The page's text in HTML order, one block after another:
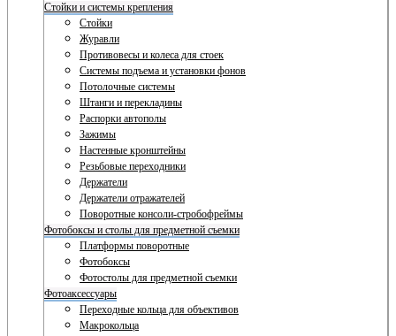
Стойки и системы крепления
Стойки
Журавли
Противовесы и колеса для стоек
Системы подъема и установки фонов
Потолочные системы
Штанги и перекладины
Распорки автополы
Зажимы
Настенные кронштейны
Резьбовые переходники
Держатели
Держатели отражателей
Поворотные консоли-стробофреймы
Фотобоксы и столы для предметной съемки
Платформы поворотные
Фотобоксы
Фотостолы для предметной съемки
Фотоаксессуары
Переходные кольца для объективов
Макрокольца